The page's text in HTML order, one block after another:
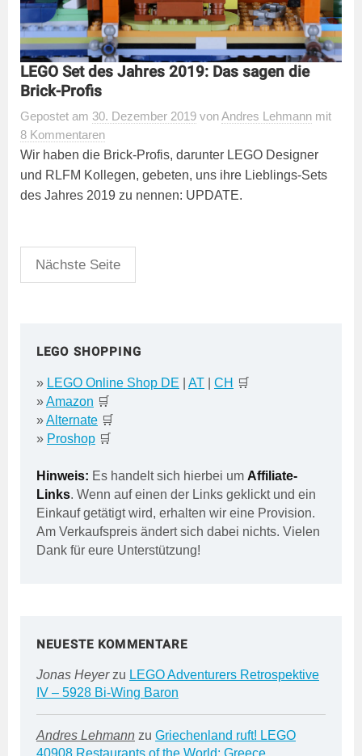
LEGO Set des Jahres 2019: Das sagen die
Brick-Profis
Gepostet am 30. Dezember 2019 vonAndres Lehmann mit
8 Kommentaren
Wir haben die Brick-Profis, darunter LEGO Designer
und RLFM Kollegen, gebeten, uns ihre Lieblings-Sets
des Jahres 2019 zu nennen: UPDATE.
Seitennummerierung
der
Nächste Seite
LEGO SHOPPING
» LEGO Online Shop DE AT CH 🛒
»Amazon 🛒
»Alternate 🛒
» Proshop 🛒
Hinweis: Es handelt sich hierbei um Affiliate-
Links. Wenn auf einen der Links geklickt und ein
Einkauf getätigt wird, erhalten wir eine Provision.
Am Verkaufspreis ändert sich dabei nichts. Vielen
Dank für eure Unterstützung!
NEUESTE KOMMENTARE
Jonas Heyerzu LEGO Adventurers Retrospektive
IV – 5928 Bi-Wing Baron
Andres Lehmann zu Griechenland ruft! LEGO
40908 Restaurants of the World: Greece